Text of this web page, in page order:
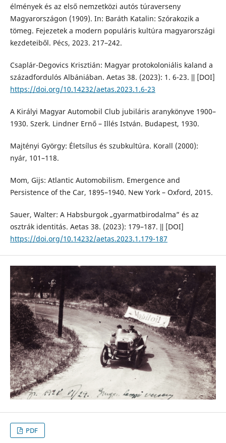
élmények és az első nemzetközi autós túraverseny
Magyarországon (1909). In: Baráth Katalin: Szórakozik a
tömeg. Fejezetek a modern populáris kultúra magyarországi
kezdeteiből. Pécs, 2023. 217–242.
Csaplár-Degovics Krisztián: Magyar protokoloniális kaland a
századfordulós Albániában. Aetas 38. (2023): 1. 6-23. ǁ [DOI]
https://doi.org/10.14232/aetas.2023.1.6-23
A Királyi Magyar Automobil Club jubiláris aranykönyve 1900–
1930. Szerk. Lindner Ernő – Illés István. Budapest, 1930.
Majtényi György: Életsílus és szubkultúra. Korall (2000):
nyár, 101–118.
Mom, Gijs: Atlantic Automobilism. Emergence and
Persistence of the Car, 1895–1940. New York – Oxford, 2015.
Sauer, Walter: A Habsburgok „gyarmatbirodalma” és az
osztrák identitás. Aetas 38. (2023): 179–187. ǁ [DOI]
https://doi.org/10.14232/aetas.2023.1.179-187
PDF